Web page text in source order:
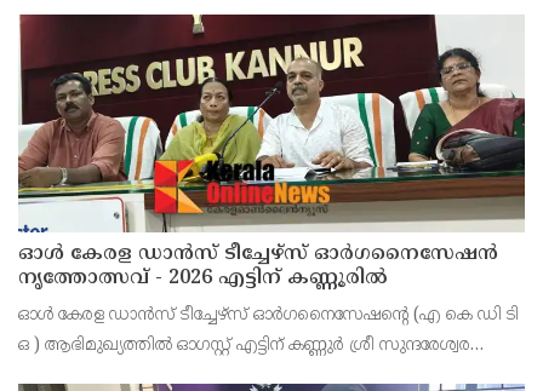
കോട്ടക്കുളങ്ങരയിലെ ഹോളോബ്രിക
ഓൾ കേരള ഡാൻസ് ടീച്ചേഴ്സ് ഓർഗനൈസേഷൻ
നൃത്തോത്സവ് - 2026 എട്ടിന് കണ്ണൂരിൽ
ഓൾ കേരള ഡാൻസ് ടീച്ചേഴ്സ് ഓർഗനൈസേഷൻ്റെ (എ കെ ഡി ടി
ഒ ) ആഭിമുഖ്യത്തിൽ ഓഗസ്റ്റ് എട്ടിന് കണ്ണുർ ശ്രീ സുന്ദരേശ്വര